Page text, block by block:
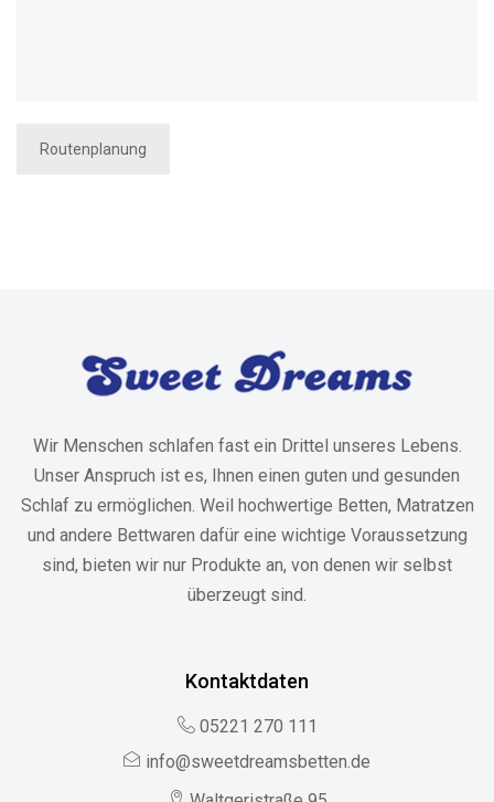
Routenplanung
Wir Menschen schlafen fast ein Drittel unseres Lebens.
Unser Anspruch ist es, Ihnen einen guten und gesunden
Schlaf zu ermöglichen. Weil hochwertige Betten, Matratzen
und andere Bettwaren dafür eine wichtige Voraussetzung
sind, bieten wir nur Produkte an, von denen wir selbst
überzeugt sind.
Kontaktdaten
05221 270 111
info@sweetdreamsbetten.de